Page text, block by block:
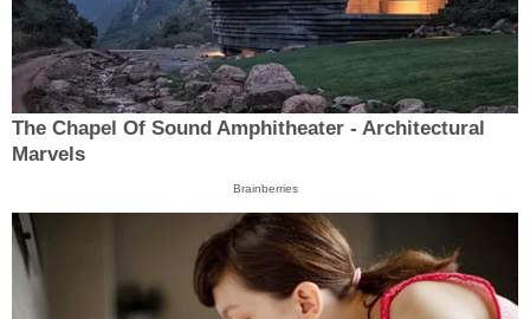
The Chapel Of Sound Amphitheater - Architectural
Marvels
Brainberries